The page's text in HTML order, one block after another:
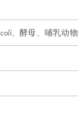
coli、酵母、哺乳动